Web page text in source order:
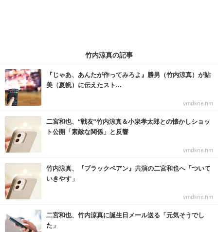
竹内涼真の記事
『じゃあ、あんたが作ってみろよ』勝男（竹内涼真）が鮎
美（夏帆）に伝えたスト...
ymdkne.hm
二宮和也、“戦友”竹内涼真＆小泉孝太郎との懐かしショッ
ト公開「素敵な関係」と反響
ymdkne.hm
竹内涼真、『ブラックペアン』共演の二宮和也へ「ついて
いきやす」
ymdkne.hm
二宮和也、竹内涼真に誕生日メール送る「元気そうでし
た」